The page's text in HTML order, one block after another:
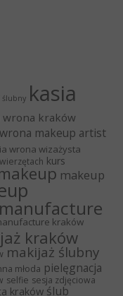
kasia
wrona kraków
makeup artist
wrona wizażysta
kurs
makeup
kraków
kraków
makijaż ślubny
młoda pielęgnacja
selfie sesja zdjęciowa
kraków ślub